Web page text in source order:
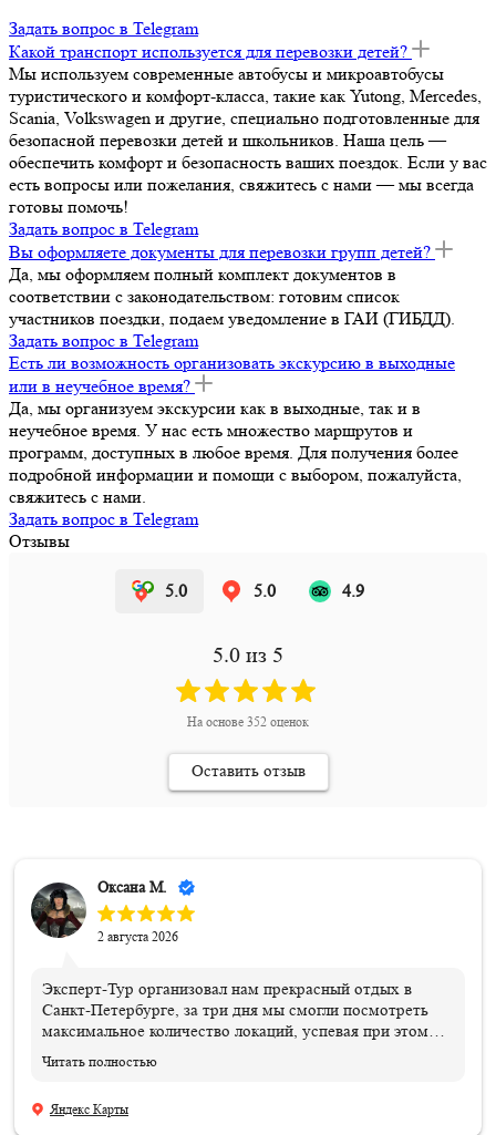
Задать вопрос в Telegram
Какой транспорт используется для перевозки детей?
Мы используем современные автобусы и микроавтобусы
туристического и комфорт-класса, такие как Yutong, Mercedes,
Scania, Volkswagen и другие, специально подготовленные для
безопасной перевозки детей и школьников. Наша цель —
обеспечить комфорт и безопасность ваших поездок. Если у вас
есть вопросы или пожелания, свяжитесь с нами — мы всегда
готовы помочь!
Задать вопрос в Telegram
Вы оформляете документы для перевозки групп детей?
Да, мы оформляем полный комплект документов в
соответствии с законодательством: готовим список
участников поездки, подаем уведомление в ГАИ (ГИБДД).
Задать вопрос в Telegram
Есть ли возможность организовать экскурсию в выходные
или в неучебное время?
Да, мы организуем экскурсии как в выходные, так и в
неучебное время. У нас есть множество маршрутов и
программ, доступных в любое время. Для получения более
подробной информации и помощи с выбором, пожалуйста,
свяжитесь с нами.
Задать вопрос в Telegram
Отзывы
5.0 5.0 4.9
5.0 из 5
На основе 352 оценок
Оставить отзыв
Оксана М.
2 августа 2026
Эксперт-Тур организовал нам прекрасный отдых в
Санкт-Петербурге, за три дня мы смогли посмотреть
максимальное количество локаций, успевая при этом
вкусно пообедать в ресторанах города. Спасибо
из Ростова-на-Дону. Эта была незабываемая поездка,
Читать полностью
Яндекс Карты